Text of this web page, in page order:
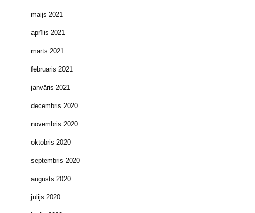
maijs 2021
aprīlis 2021
marts 2021
februāris 2021
janvāris 2021
decembris 2020
novembris 2020
oktobris 2020
septembris 2020
augusts 2020
jūlijs 2020